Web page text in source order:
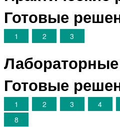
Готовые
1 2 3
Готовые
1 2 3 4
8